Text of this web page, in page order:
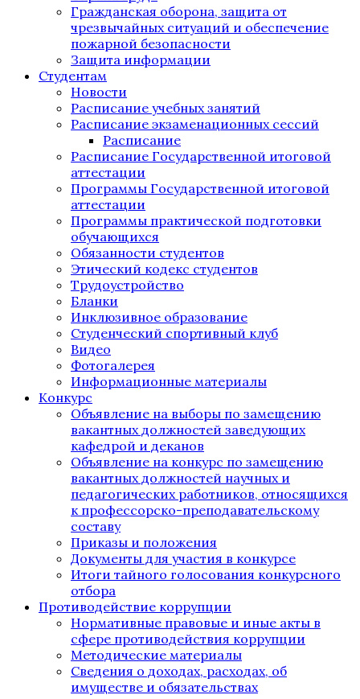
Гражданская оборона, защита от
чрезвычайных ситуаций и обеспечение
пожарной безопасности
Защита информации
Студентам
Новости
Расписание учебных занятий
Расписание экзаменационных сессий
Расписание
Расписание Государственной итоговой
аттестации
Программы Государственной итоговой
аттестации
Программы практической подготовки
обучающихся
Обязанности студентов
Этический кодекс студентов
Трудоустройство
Бланки
Инклюзивное образование
Студенческий спортивный клуб
Видео
Фотогалерея
Информационные материалы
Конкурс
Объявление на выборы по замещению
вакантных должностей заведующих
кафедрой и деканов
Объявление на конкурс по замещению
вакантных должностей научных и
педагогических работников, относящихся
к профессорско-преподавательскому
составу
Приказы и положения
Документы для участия в конкурсе
Итоги тайного голосования конкурсного
отбора
Противодействие коррупции
Нормативные правовые и иные акты в
сфере противодействия коррупции
Методические материалы
Сведения о доходах, расходах, об
имуществе и обязательствах